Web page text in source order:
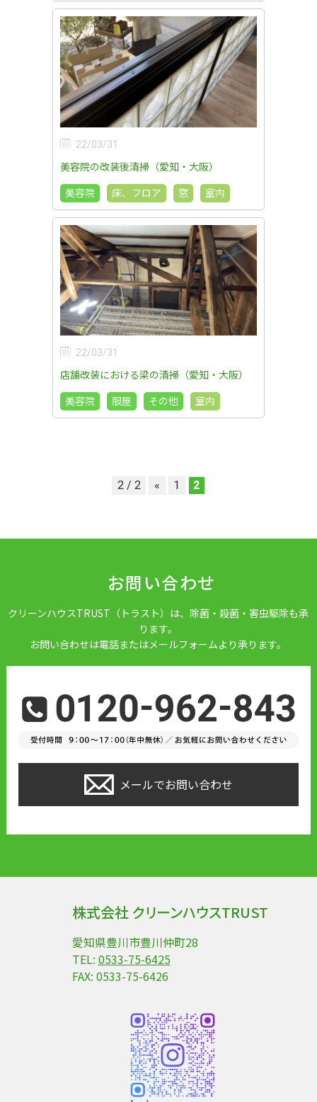
22/03/31
美容院の改装後清掃（愛知・大阪）
美容院
床、フロア 窓 室内
22/03/31
店舗改装における梁の清掃（愛知・大阪）
美容院
服屋 その他 室内
2 / 2 « 1 2
お問い合わせ
クリーンハウスTRUST（トラスト）は、除菌・殺菌・害虫駆除も承
ります。
お問い合わせは電話またはメールフォームより承ります。
メールでお問い合わせ
株式会社 クリーンハウスTRUST
愛知県豊川市豊川仲町28
TEL: 0533-75-6425
FAX: 0533-75-6426